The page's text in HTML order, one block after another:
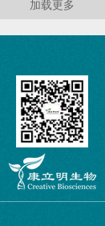
加载更多